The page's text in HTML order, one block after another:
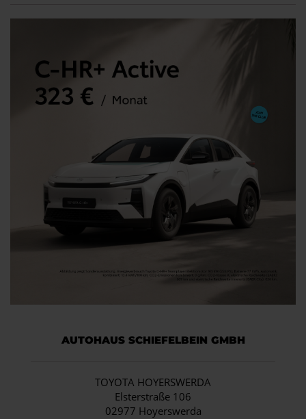
AUTOHAUS SCHIEFELBEIN GMBH
TOYOTA HOYERSWERDA
Elsterstraße 106
02977 Hoyerswerda